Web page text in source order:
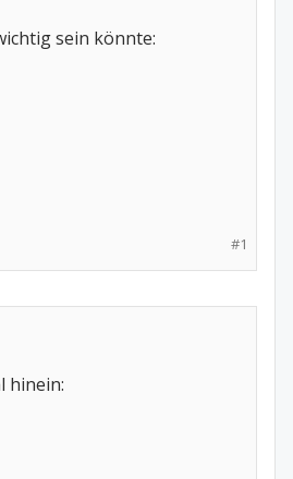
sein könnte:
#1
hinein: